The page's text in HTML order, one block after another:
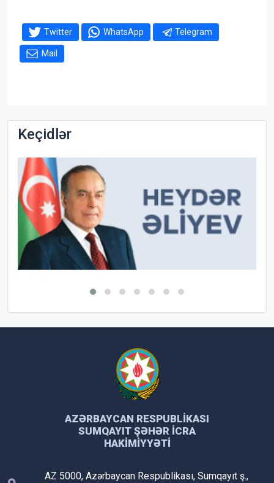
Twitter WhatsApp Telegram
Mail
Keçidlər
AZƏRBAYCAN RESPUBLIKASI
SUMQAYIT ŞƏHƏR İCRA
HAKIMIYYƏTI
AZ 5000, Azərbaycan Respublikası, Sumqayıt ş.,